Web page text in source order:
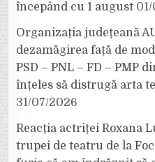
începând cu 1 august
Organizația județeană
dezamăgirea față de
PSD – PNL – FD – PMP
înțeles să distrugă arta
31/07/2026
Reacția actriței Roxana
trupei de teatru de la